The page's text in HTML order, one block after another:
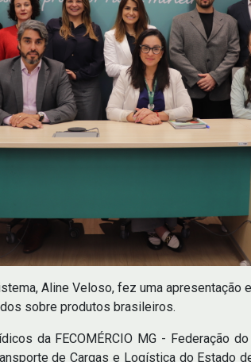
Aline Veloso, fez uma
sobre produtos brasileiros.
da FECOMÉRCIO MG - Federação
de Cargas e Logística do Estado